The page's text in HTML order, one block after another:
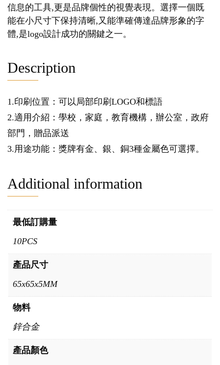
信息的工具,更是品牌個性的視覺表現。選擇一個既
能在小尺寸下保持清晰,又能準確傳達品牌形象的字
體,是logo設計成功的關鍵之一。
Description
1.印刷位置：可以局部印刷LOGO和標語
2.適用介紹：學校，家庭，教育機構，辦公室，政府
部門，贈品派送
3.用途功能：獎牌有金、銀、銅3種金屬色可選擇。
Additional information
最低訂購量
10PCS
產品尺寸
65x65x5MM
物料
鋅合金
產品顏色